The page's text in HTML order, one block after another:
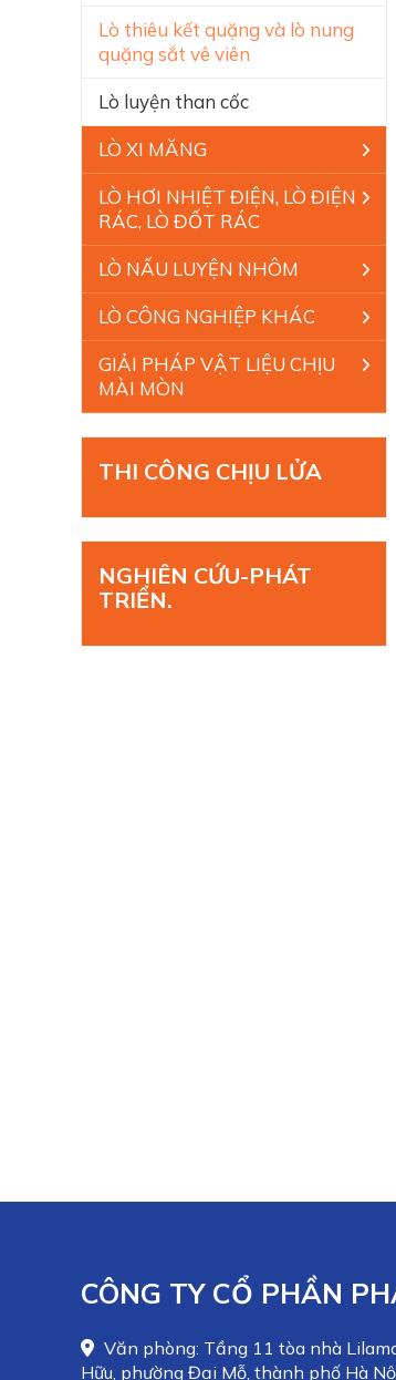
Lò thiêu kết quặng và lò nung
quặng sắt vê viên
Lò luyện than cốc
LÒ XI MĂNG
LÒ HƠI NHIỆT ĐIỆN, LÒ ĐIỆN
RÁC, LÒ ĐỐT RÁC
LÒ NẤU LUYỆN NHÔM
LÒ CÔNG NGHIỆP KHÁC
GIẢI PHÁP VẬT LIỆU CHỊU
MÀI MÒN
THI CÔNG CHỊU LỬA
NGHIÊN CỨU-PHÁT
TRIỂN.
CÔNG TY CỔ PHẦN
Văn phòng: Tầng 11 tòa nhà
Hữu, phường Đại Mỗ, thành phố Hà